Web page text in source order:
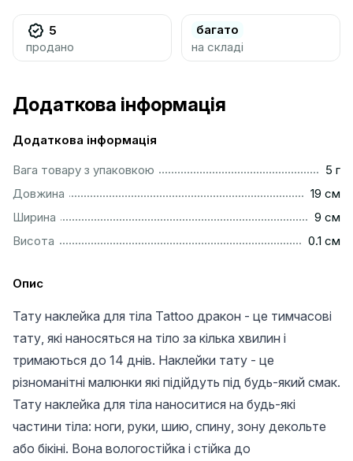
5
продано
багато
на складі
Додаткова інформація
Додаткова інформація
Вага товару з упаковкою
5 г
Довжина
19 см
Ширина
9 см
Висота
0.1 см
Опис
Тату наклейка для тіла Tattoo дракон - це тимчасові
тату, які наносяться на тіло за кілька хвилин і
тримаються до 14 днів. Наклейки тату - це
різноманітні малюнки які підійдуть під будь-який смак.
Тату наклейка для тіла наноситися на будь-які
частини тіла: ноги, руки, шию, спину, зону декольте
або бікіні. Вона вологостійка і стійка до